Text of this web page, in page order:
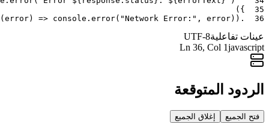
35
}
)
36
.
(error) => console . error( "Network Error:" , error) )
عينات تفاعليةUTF-8
Ln 36, Col 1javascript
الردود المتوقعة
فتح الجميع إغلاق الجميع